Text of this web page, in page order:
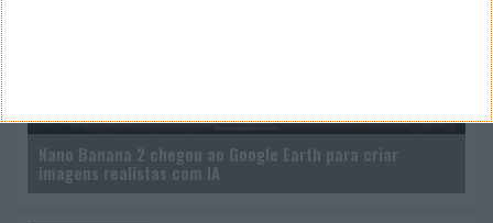
Nano Banana 2 chegou ao Google Earth para criar
imagens realistas com IA